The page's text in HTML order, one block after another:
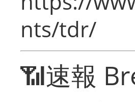
nts/tdr/
📶速報